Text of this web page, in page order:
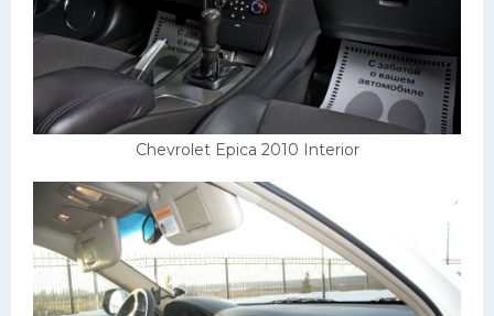
Chevrolet Epica 2010 Interior